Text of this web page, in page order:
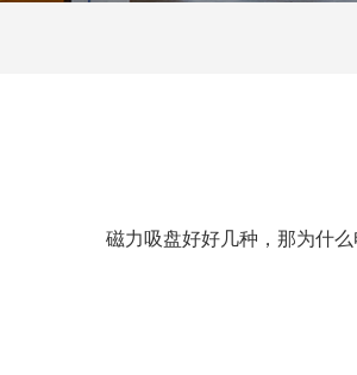
磁力吸盘好好几种，那为什